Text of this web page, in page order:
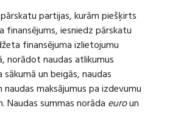
partijas, kurām piešķirts
finansējums, iesniedz pārskatu
finansējuma izlietojumu
norādot naudas atlikumus
un beigās, naudas
naudas maksājumus pa izdevumu
Naudas summas norāda euroun